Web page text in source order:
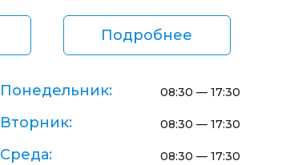
Подробнее
Понедельник: 08:30 — 17:30
Вторник: 08:30 — 17:30
Среда: 08:30 — 17:30